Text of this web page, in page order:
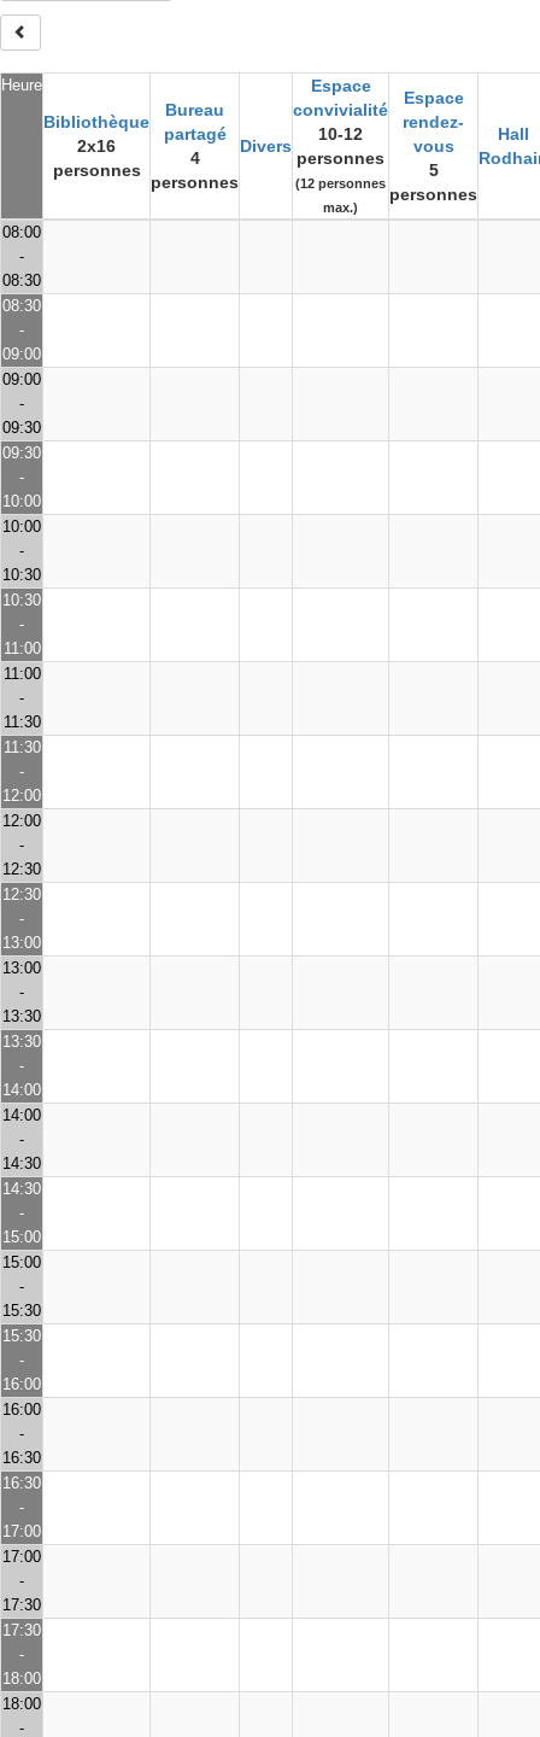
Heure
Bibliothèque
2x16
personnes
Bureau
partagé
4
personnes
Divers
Espace
convivialité
10-12
personnes
(12 personnes
max.)
Espace
rendez-
vous
5
personnes
Hall
08:00
-
08:30
08:30
-
09:00
09:00
-
09:30
09:30
-
10:00
10:00
-
10:30
10:30
-
11:00
11:00
-
11:30
11:30
-
12:00
12:00
-
12:30
12:30
-
13:00
13:00
-
13:30
13:30
-
14:00
14:00
-
14:30
14:30
-
15:00
15:00
-
15:30
15:30
-
16:00
16:00
-
16:30
16:30
-
17:00
17:00
-
17:30
17:30
-
18:00
18:00
-